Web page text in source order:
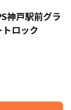
神戸駅前グラ
ロック